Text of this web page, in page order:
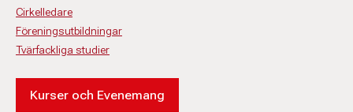
Cirkelledare
Föreningsutbildningar
Tvärfackliga studier
Kurser och Evenemang